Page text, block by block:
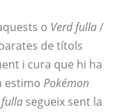
o Verd fulla/
de títols
i cura que hi ha
estimo Pokémon
fulla segueix sent la